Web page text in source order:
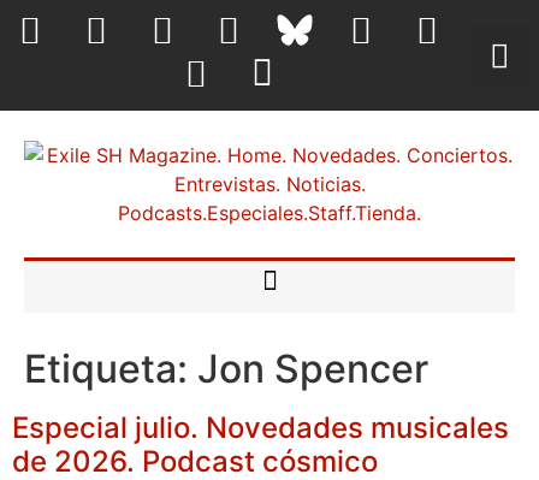
Etiqueta: Jon Spencer
Especial julio. Novedades musicales
de 2026. Podcast cósmico